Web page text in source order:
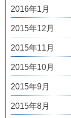
2016年1月
2015年12月
2015年11月
2015年10月
2015年9月
2015年8月